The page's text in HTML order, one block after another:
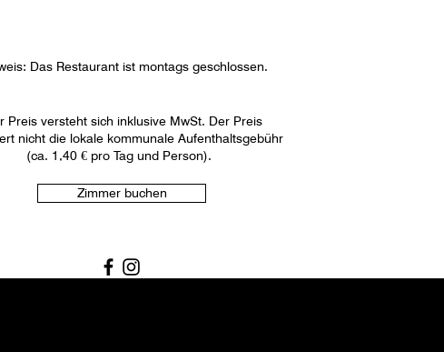
Das Restaurant ist montags geschlossen.
Preis versteht sich inklusive MwSt. Der Preis
nicht die lokale kommunale Aufenthaltsgebühr
(ca. 1,40 € pro Tag und Person).
Zimmer buchen